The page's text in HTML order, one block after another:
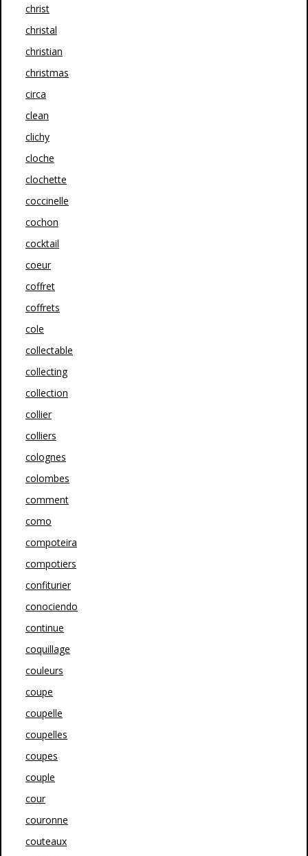
christ
christal
christian
christmas
circa
clean
clichy
cloche
clochette
coccinelle
cochon
cocktail
coeur
coffret
coffrets
cole
collectable
collecting
collection
collier
colliers
colognes
colombes
comment
como
compoteira
compotiers
confiturier
conociendo
continue
coquillage
couleurs
coupe
coupelle
coupelles
coupes
couple
cour
couronne
couteaux